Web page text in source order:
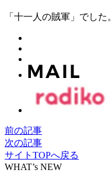
「十一人の賊軍」でした。
前の記事
次の記事
サイトTOPへ戻る
WHAT’s NEW